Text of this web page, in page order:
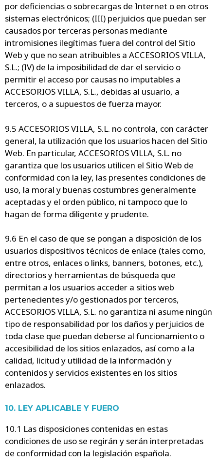
por deficiencias o sobrecargas de Internet o en otros
sistemas electrónicos; (III) perjuicios que puedan ser
causados por terceras personas mediante
intromisiones ilegítimas fuera del control del Sitio
Web y que no sean atribuibles a ACCESORIOS VILLA,
S.L.; (IV) de la imposibilidad de dar el servicio o
permitir el acceso por causas no imputables a
ACCESORIOS VILLA, S.L., debidas al usuario, a
terceros, o a supuestos de fuerza mayor.
9.5 ACCESORIOS VILLA, S.L. no controla, con carácter
general, la utilización que los usuarios hacen del Sitio
Web. En particular, ACCESORIOS VILLA, S.L. no
garantiza que los usuarios utilicen el Sitio Web de
conformidad con la ley, las presentes condiciones de
uso, la moral y buenas costumbres generalmente
aceptadas y el orden público, ni tampoco que lo
hagan de forma diligente y prudente.
9.6 En el caso de que se pongan a disposición de los
usuarios dispositivos técnicos de enlace (tales como,
entre otros, enlaces o links, banners, botones, etc.),
directorios y herramientas de búsqueda que
permitan a los usuarios acceder a sitios web
pertenecientes y/o gestionados por terceros,
ACCESORIOS VILLA, S.L. no garantiza ni asume ningún
tipo de responsabilidad por los daños y perjuicios de
toda clase que puedan deberse al funcionamiento o
accesibilidad de los sitios enlazados, así como a la
calidad, licitud y utilidad de la información y
contenidos y servicios existentes en los sitios
enlazados.
10. LEY APLICABLE Y FUERO
10.1 Las disposiciones contenidas en estas
condiciones de uso se regirán y serán interpretadas
de conformidad con la legislación española.